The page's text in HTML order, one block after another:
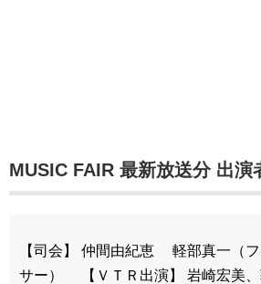
MUSIC FAIR 最新放送分 出演
【司会】 仲間由紀恵 軽部真一（
サー） 【ＶＴＲ出演】 岩崎宏美、